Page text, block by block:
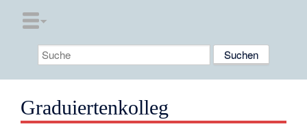
Graduiertenkolleg